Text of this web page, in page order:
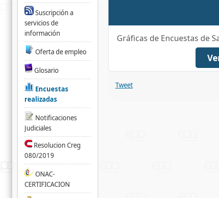
Gráficas de Encuestas de
Tweet
Suscripción a
servicios de
información
Oferta de empleo
Glosario
Encuestas
realizadas
Notificaciones
Judiciales
Resolucion Creg
080/2019
ONAC-
CERTIFICACION